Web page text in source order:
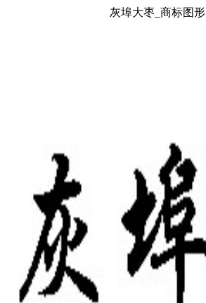
灰埠大枣_商标图形